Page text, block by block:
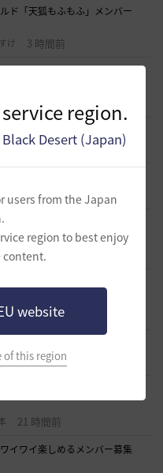
region.
Desert (Japan)
users from the Japan
region to best enjoy
content.
website
of this region
ド「天狐もふもふ」メンバー
け 3 時間前
4 時間前
葉が与える印象について
ード配信者 5 時間前
ード配信者 5 時間前
」立ち上げメンバー募
間前
ード配信者 12 時間前
日本 20 時間前
21 時間前
ワイワイ楽しめるメンバー募集